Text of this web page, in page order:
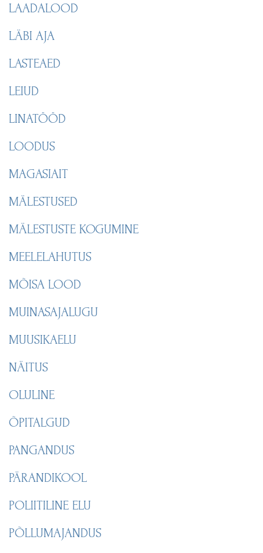
LAADALOOD
LÄBI AJA
LASTEAED
LEIUD
LINATÖÖD
LOODUS
MAGASIAIT
MÄLESTUSED
MÄLESTUSTE KOGUMINE
MEELELAHUTUS
MÕISA LOOD
MUINASAJALUGU
MUUSIKAELU
NÄITUS
OLULINE
ÕPITALGUD
PANGANDUS
PÄRANDIKOOL
POLIITILINE ELU
PÕLLUMAJANDUS